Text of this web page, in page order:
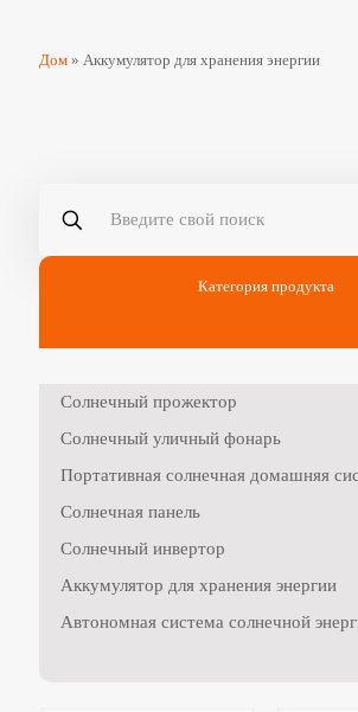
Дом » Аккумулятор для хранения энергии
Категория продукта
Солнечный прожектор
Солнечный уличный фонарь
Портативная солнечная домашняя
Солнечная панель
Солнечный инвертор
Аккумулятор для хранения энергии
Автономная система солнечной